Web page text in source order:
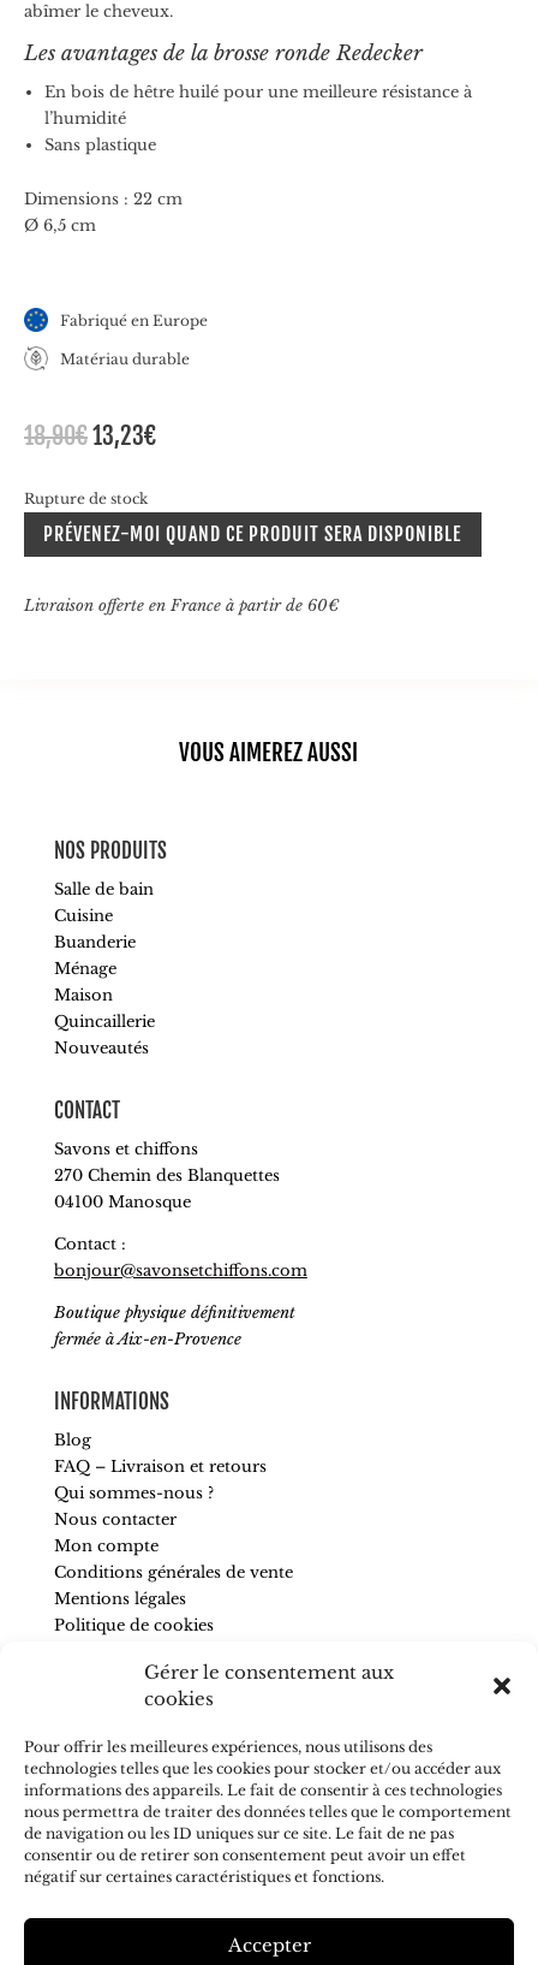
Gérer le consentement aux
cookies
Pour offrir les meilleures expériences, nous utilisons des
technologies telles que les cookies pour stocker et/ou accéder aux
informations des appareils. Le fait de consentir à ces technologies
nous permettra de traiter des données telles que le comportement
de navigation ou les ID uniques sur ce site. Le fait de ne pas
consentir ou de retirer son consentement peut avoir un effet
négatif sur certaines caractéristiques et fonctions.
Accepter
abîmer le cheveux.
Les avantages de la brosse ronde Redecker
En bois de hêtre huilé pour une meilleure résistance à
l’humidité
Sans plastique
Dimensions : 22 cm
Ø 6,5 cm
Fabriqué en Europe
Matériau durable
18,90€Le
initial
était :
18,90€.
13,23€Le
est :
13,23€.
Rupture de stock
PRÉVENEZ-MOI QUAND CE PRODUIT SERA DISPONIBLE
Livraison offerte en France à partir de 60€
VOUS AIMEREZ AUSSI
NOS PRODUITS
Salle de bain
Cuisine
Buanderie
Ménage
Maison
Quincaillerie
Nouveautés
CONTACT
Savons et chiffons
270 Chemin des Blanquettes
04100 Manosque
Contact :
bonjour@savonsetchiffons.com
Boutique physique définitivement
fermée à Aix-en-Provence
INFORMATIONS
Blog
FAQ – Livraison et retours
Qui sommes-nous ?
Nous contacter
Mon compte
Conditions générales de vente
Mentions légales
Politique de cookies
SUIVEZ-NOUS
conseils, abonnez-vous à la newsletter.
J'accepte de recevoir vos e-mails et confirme avoir pris
S’ABONNER